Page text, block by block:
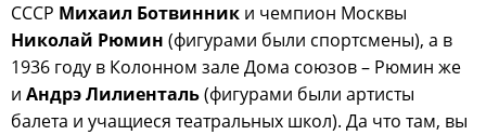
СССР Михаил Ботвинник и чемпион Москвы
Николай Рюмин (фигурами были спортсмены), а в
1936 году в Колонном зале Дома союзов – Рюмин же
и Андрэ Лилиенталь(фигурами были артисты
балета и учащиеся театральных школ). Да что там, вы